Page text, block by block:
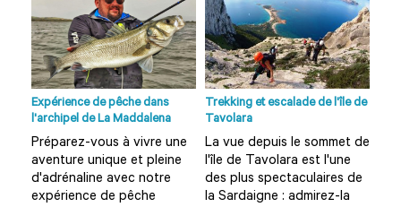
Expérience de pêche dans
l'archipel de La Maddalena
Préparez-vous à vivre une
aventure unique et pleine
d'adrénaline avec notre
expérience de pêche
Trekking et escalade de l'île de
Tavolara
La vue depuis le sommet de
l'île de Tavolara est l'une
des plus spectaculaires de
la Sardaigne : admirez-la